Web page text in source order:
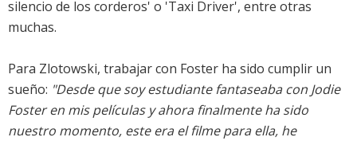
silencio de los corderos' o 'Taxi Driver', entre otras
muchas.
Para Zlotowski, trabajar con Foster ha sido cumplir un
sueño: "Desde que soy estudiante fantaseaba con Jodie
Foster en mis películas y ahora finalmente ha sido
nuestro momento, este era el filme para ella, he